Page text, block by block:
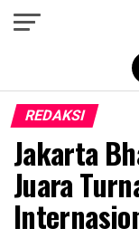
REDAKSI
Jakarta
Juara